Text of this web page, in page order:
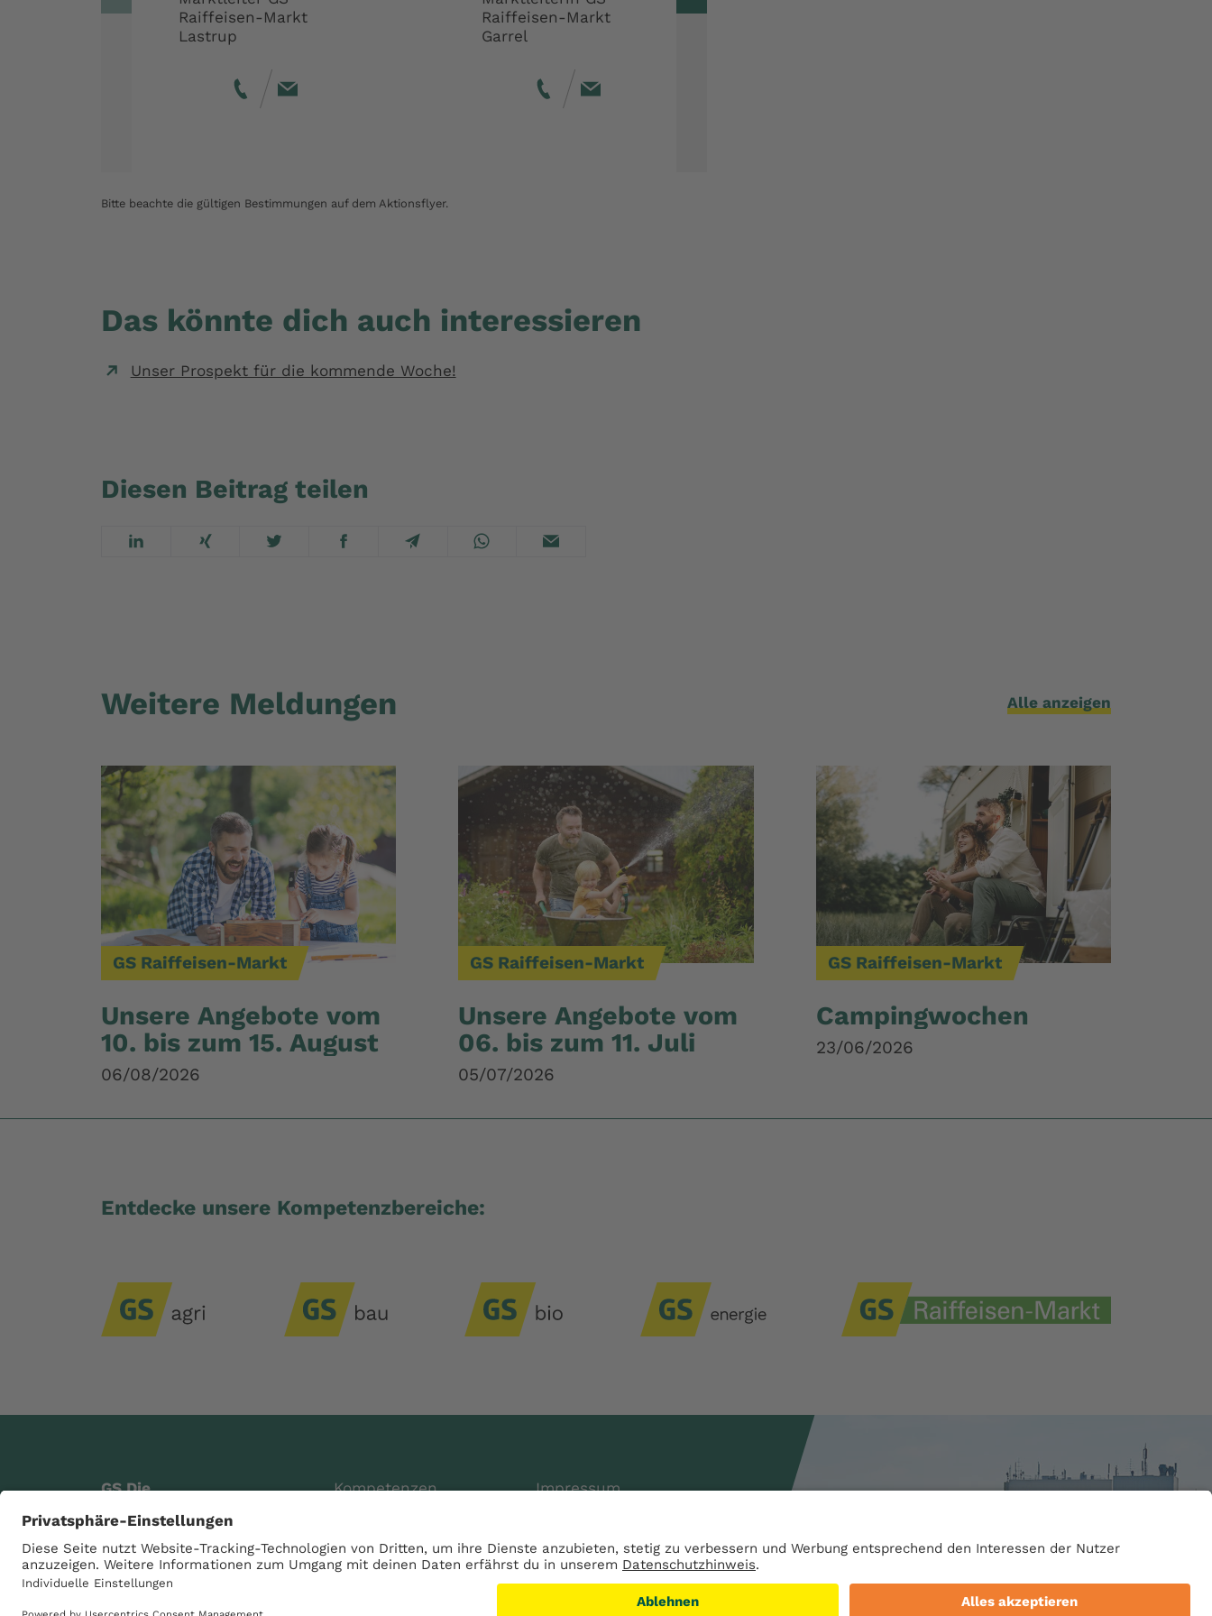
Raiffeisen-Markt
Lastrup
Raiffeisen-Markt
Garrel
Bitte beachte die gültigen Bestimmungen auf dem Aktionsflyer.
Das könnte dich auch interessieren
Unser Prospekt für die kommende Woche!
Diesen Beitrag teilen
Weitere Meldungen Alle anzeigen
GS Raiffeisen-Markt
Unsere Angebote vom
10. bis zum 15. August
06/08/2026
GS Raiffeisen-Markt
Unsere Angebote vom
06. bis zum 11. Juli
05/07/2026
GS Raiffeisen-Markt
Campingwochen
23/06/2026
Entdecke unsere Kompetenzbereiche:
GS Die
Genossenschaft eG
Raiffeisenstraße 4
49685 Schneiderkrug
Kompetenzen
Über uns
Karriere
Impressum
AGB